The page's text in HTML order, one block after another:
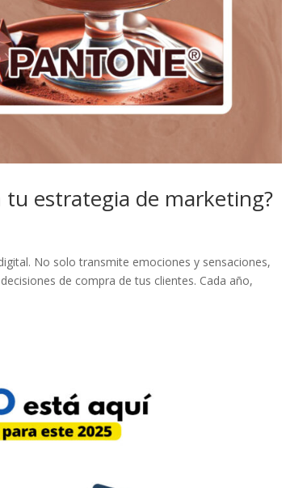
tu estrategia de marketing?
No solo transmite emociones y sensaciones,
de compra de tus clientes. Cada año,